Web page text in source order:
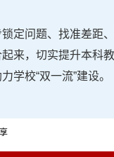
定问题、找准差距
来，切实提升本科
学校“双一流”建设。